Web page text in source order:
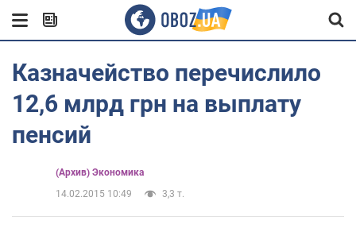
Казначейство перечислило
12,6 млрд грн на выплату
пенсий
(Архив) Экономика
14.02.2015 10:49
3,3 т.